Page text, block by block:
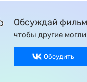
Обсуждай
чтобы другие
Обсудить